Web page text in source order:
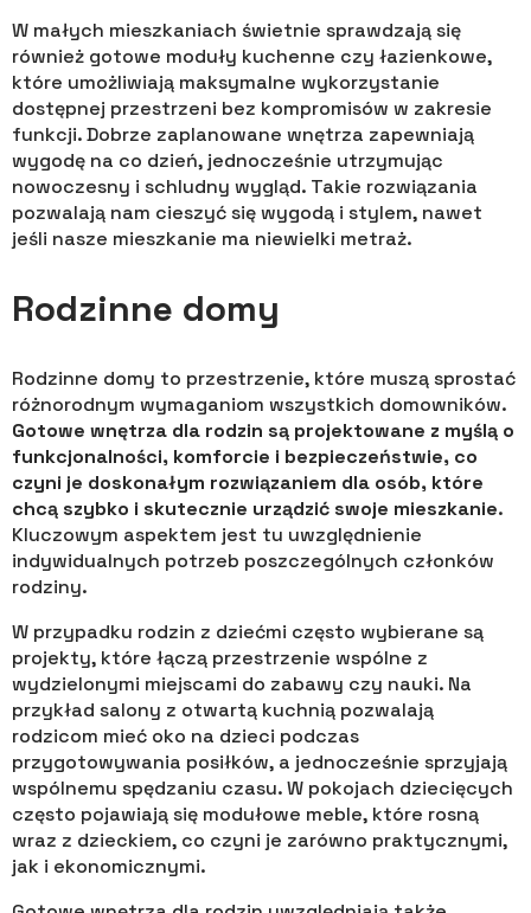
W małych mieszkaniach świetnie sprawdzają się
również gotowe moduły kuchenne czy łazienkowe,
które umożliwiają maksymalne wykorzystanie
dostępnej przestrzeni bez kompromisów w zakresie
funkcji. Dobrze zaplanowane wnętrza zapewniają
wygodę na co dzień, jednocześnie utrzymując
nowoczesny i schludny wygląd. Takie rozwiązania
pozwalają nam cieszyć się wygodą i stylem, nawet
jeśli nasze mieszkanie ma niewielki metraż.
Rodzinne domy
Rodzinne domy to przestrzenie, które muszą sprostać
różnorodnym wymaganiom wszystkich domowników.
Gotowe wnętrza dla rodzin są projektowane z myślą o
funkcjonalności, komforcie i bezpieczeństwie, co
czyni je doskonałym rozwiązaniem dla osób, które
chcą szybko i skutecznie urządzić swoje mieszkanie.
Kluczowym aspektem jest tu uwzględnienie
indywidualnych potrzeb poszczególnych członków
rodziny.
W przypadku rodzin z dziećmi często wybierane są
projekty, które łączą przestrzenie wspólne z
wydzielonymi miejscami do zabawy czy nauki. Na
przykład salony z otwartą kuchnią pozwalają
rodzicom mieć oko na dzieci podczas
przygotowywania posiłków, a jednocześnie sprzyjają
wspólnemu spędzaniu czasu. W pokojach dziecięcych
często pojawiają się modułowe meble, które rosną
wraz z dzieckiem, co czyni je zarówno praktycznymi,
jak i ekonomicznymi.